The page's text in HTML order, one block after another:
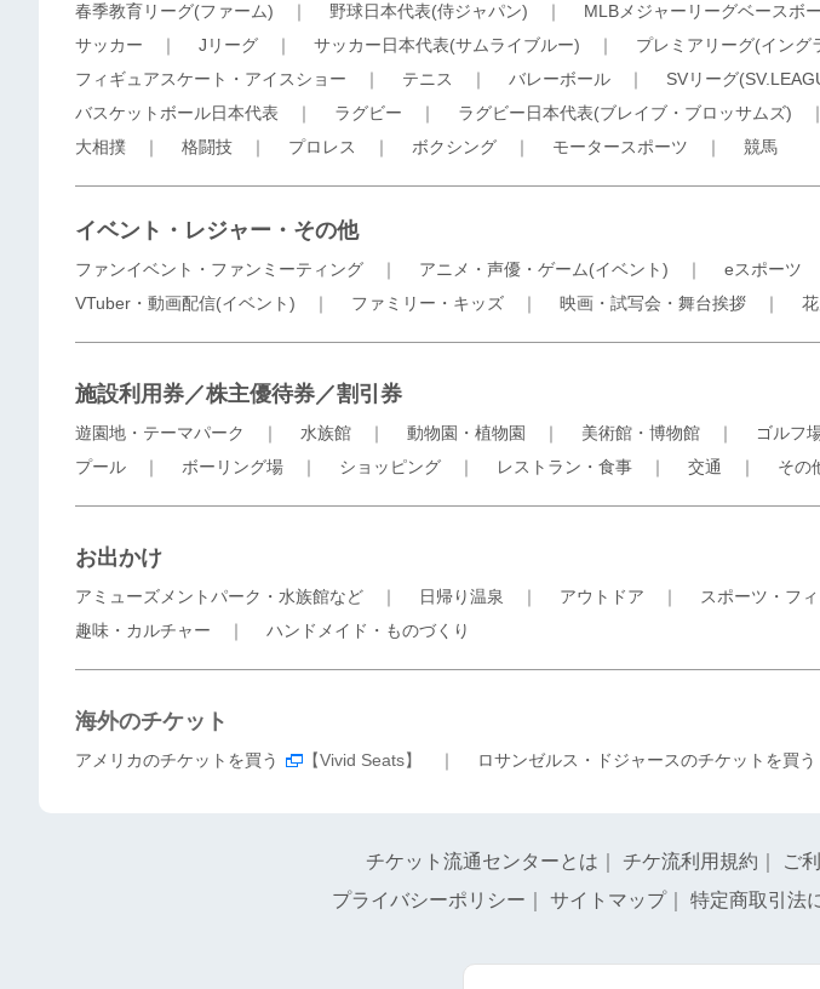
春季教育リーグ(ファーム) ｜ 野球日本代表(侍ジャパン) ｜ MLBメジャーリーグベースボ
サッカー ｜ Jリーグ ｜ サッカー日本代表(サムライブルー) ｜ プレミアリーグ(イング
フィギュアスケート・アイスショー ｜ テニス ｜ バレーボール ｜ SVリーグ
バスケットボール日本代表 ｜ ラグビー ｜ ラグビー日本代表(ブレイブ・ブロッサムズ)
大相撲 ｜ 格闘技 ｜ プロレス ｜ ボクシング ｜ モータースポーツ ｜ 競馬
イベント・レジャー・その他
ファンイベント・ファンミーティング ｜ アニメ・声優・ゲーム(イベント) ｜ eスポーツ
VTuber・動画配信(イベント) ｜ ファミリー・キッズ ｜ 映画・試写会・舞台挨拶 ｜
施設利用券／株主優待券／割引券
遊園地・テーマパーク ｜ 水族館 ｜ 動物園・植物園 ｜ 美術館・博物館 ｜ ゴルフ
プール ｜ ボーリング場 ｜ ショッピング ｜ レストラン・食事 ｜ 交通 ｜ その
お出かけ
アミューズメントパーク・水族館など ｜ 日帰り温泉 ｜ アウトドア ｜ スポーツ・フ
趣味・カルチャー ｜ ハンドメイド・ものづくり
海外のチケット
アメリカのチケットを買う 【Vivid Seats】 ｜ ロサンゼルス・ドジャースのチケットを買う
チケット流通センターとは チケ流利用規約 ご
プライバシーポリシー
サイトマップ｜ 特定商取引法